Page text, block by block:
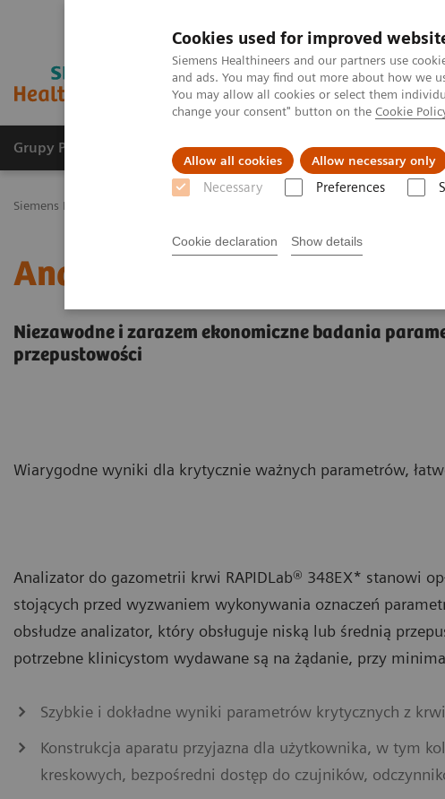
Cookies used for improved
Siemens Healthineers and our partners use
and ads. You may find out more about how we
You may allow all cookies or select them
change your consent" button on the Cookie
Allow all cookies Allow necessary only
Necessary Preferences
Cookie declaration Show details
Grupy Produktów O nas Edukacja i szkolenia
Siemens Healthineers Polska
Analizator do gazometrii
Niezawodne i zarazem ekonomiczne badania
przepustowości
Wiarygodne wyniki dla krytycznie ważnych parametrów,
Analizator do gazometrii krwi RAPIDLab® 348EX* stanowi
stojących przed wyzwaniem wykonywania oznaczeń
obsłudze analizator, który obsługuje niską lub średnią
potrzebne klinicystom wydawane są na żądanie, przy
Szybkie i dokładne wyniki parametrów krytycznych z
Konstrukcja aparatu przyjazna dla użytkownika, w tym
kreskowych, bezpośredni dostęp do czujników,